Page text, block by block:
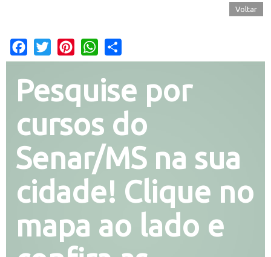
Voltar
Facebook
Twitter PinterestWhatsApp
Pesquise por
cursos do
Senar/MS na sua
cidade! Clique no
mapa ao lado e